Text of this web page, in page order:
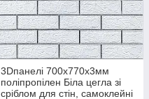
3Dпанелі 700х770х3мм
поліпропілен Біла цегла зі
сріблом для стін, самоклейні